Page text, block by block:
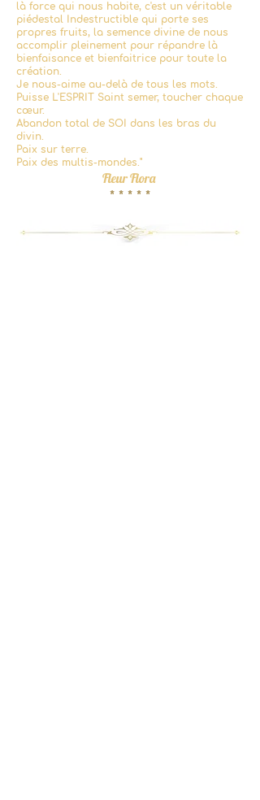
là force qui nous habite, c'est un véritable
piédestal Indestructible qui porte ses
propres fruits, la semence divine de nous
accomplir pleinement pour répandre là
bienfaisance et bienfaitrice pour toute la
création.
Je nous-aime au-delà de tous les mots.
Puisse L'ESPRIT Saint semer, toucher chaque
cœur.
Abandon total de SOI dans les bras du
divin.
Paix sur terre.
Paix des multis-mondes."
Fleur Flora
* * * * *